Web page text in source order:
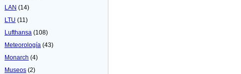
LAN (14)
LTU (11)
Lufthansa (108)
Meteorologí­a (43)
Monarch (4)
Museos (2)